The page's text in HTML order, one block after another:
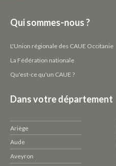
Qui sommes-nous ?
L'Union régionale des CAUE Occitanie
La Fédération nationale
Qu'est-ce qu'un CAUE ?
Dans votre département
Ariège
Aude
Aveyron